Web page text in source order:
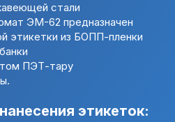
оборудования
стали
ЭМ-62 предназначен
этикетки из БОПП-пленки
ПЭТ-тару
этикеток: